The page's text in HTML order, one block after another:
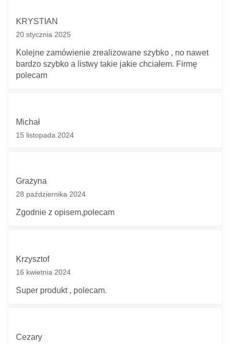
KRYSTIAN
20 stycznia 2025
Kolejne zamówienie zrealizowane szybko , no nawet
bardzo szybko a listwy takie jakie chciałem. Firmę
polecam
Michał
15 listopada 2024
Grażyna
28 października 2024
Zgodnie z opisem,polecam
Krzysztof
16 kwietnia 2024
Super produkt , polecam.
Cezary